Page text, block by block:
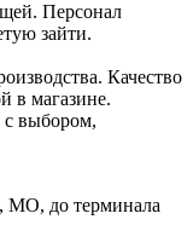
Персонал
зайти.
Качество
в магазине.
с выбором,
МО, до терминала